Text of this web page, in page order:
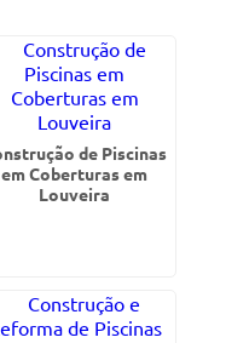
de Piscinas
em Coberturas em
Louveira